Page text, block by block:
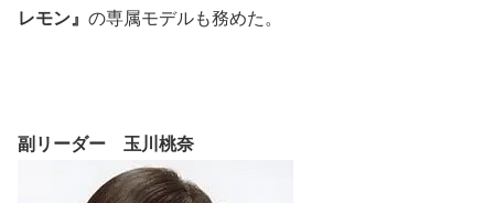
レモン』 の専属モデルも務めた。
副リーダー 玉川桃奈